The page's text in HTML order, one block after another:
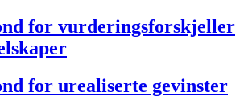
for vurderingsforskjeller
for urealiserte gevinster